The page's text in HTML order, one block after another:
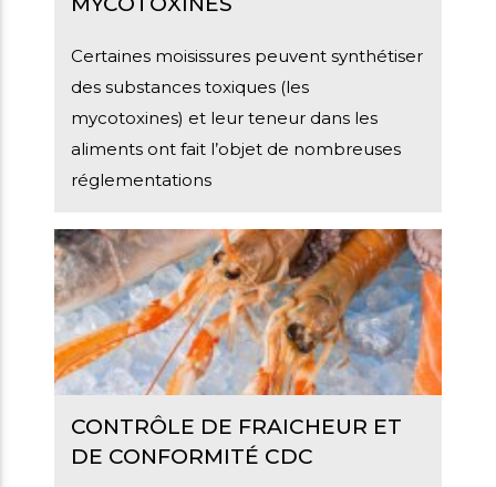
Certaines moisissures peuvent synthétiser
des substances toxiques (les
mycotoxines) et leur teneur dans les
aliments ont fait l’objet de nombreuses
réglementations
CONTRÔLE DE FRAICHEUR ET
DE CONFORMITÉ CDC